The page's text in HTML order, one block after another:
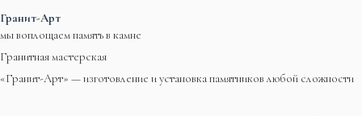
Гранит-Арт
мы воплощаем память в камне
Гранитная мастерская
«Гранит-Арт» — изготовление и установка памятников любой сложности